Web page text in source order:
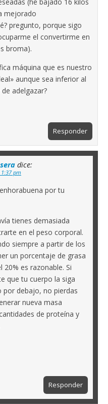
mejorado
pregunto, porque sigo
el convertirme en
broma).
máquina que es nuestro
aunque sea inferior al
adelgazar?
Responder
dice:
pm
por tu
tienes demasiada
en el peso corporal.
siempre a partir de los
un porcentaje de grasa
20% es razonable. Si
que tu cuerpo la siga
por debajo, no pierdas
nueva masa
de proteína y
Responder